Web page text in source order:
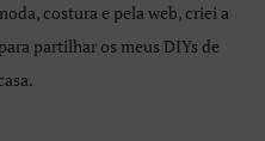
costura e pela web, criei a
partilhar os meus DIYs de